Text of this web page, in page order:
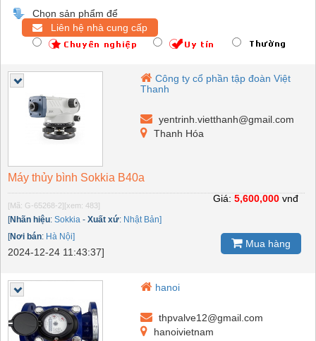
Chọn sản phẩm để
Liên hệ nhà cung cấp
Công ty cổ phần tập đoàn Việt
Thanh
yentrinh.vietthanh@gmail.com
Thanh Hóa
Máy thủy bình Sokkia B40a
[Mã: G-65268-2][xem: 483]
[Nhãn hiệu: Sokkia - Xuất xứ: Nhật Bản]
[Nơi bán: Hà Nội]
2024-12-24 11:43:37]
Giá: 5,600,000 vnđ
Mua hàng
hanoi
thpvalve12@gmail.com
hanoivietnam